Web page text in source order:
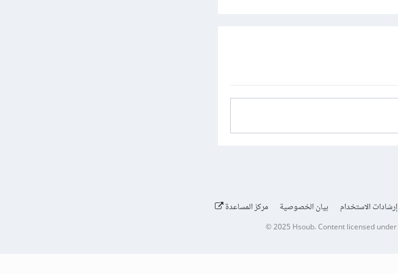
إرشادات الاستخدام بيان الخصوصية مركز المساعدة
© 2025 Hsoub.Content licensed under